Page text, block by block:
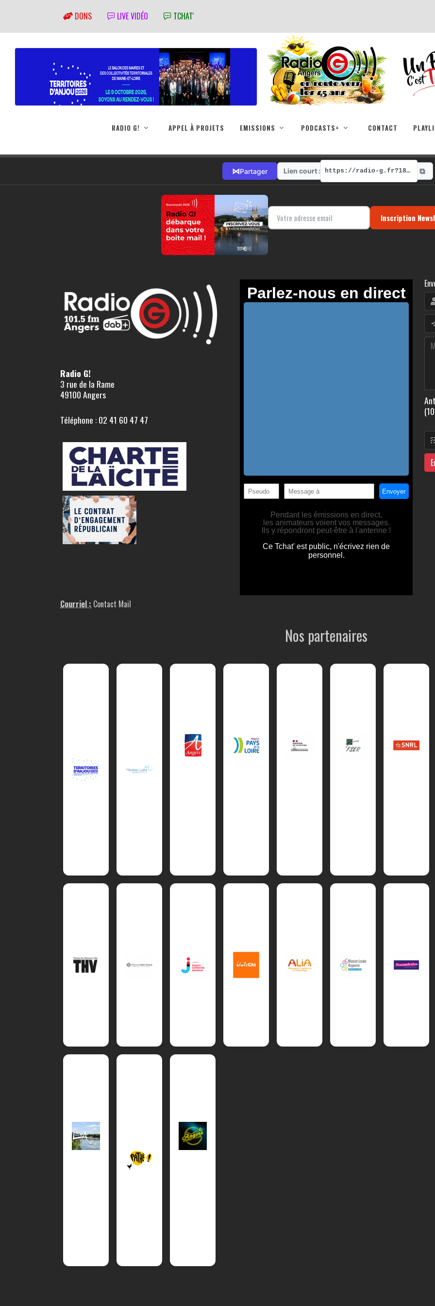
DONS LIVE VIDÉO TCHAT'
RADIO G! APPEL À PROJETS EMISSIONS PODCASTS+ CONTACT
⋈Partager Lien court : https://radio-g.fr?18291 ⧉
Inscription
Radio G!
3 rue de la Rame
49100 Angers
Téléphone : 02 41 60 47 47
Courriel : Contact Mail
Nos partenaires